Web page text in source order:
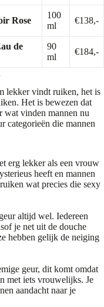
Rose
100
ml
€138,-
de
90
ml
€184,-
lekker vindt ruiken, het is
Het is bewezen dat
wat vinden mannen nu
categorieën die mannen
erg lekker als een vrouw
heeft en mannen
wat precies die sexy
altijd wel. Iedereen
je net uit de douche
hebben gelijk de neiging
geur, dit komt omdat
met iets vrouwelijks. Je
aandacht naar je